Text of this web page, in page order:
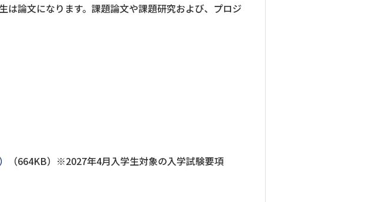
論文になります。課題論文や課題研究および、プロジ
（664KB）※2027年4月入学生対象の入学試験要項